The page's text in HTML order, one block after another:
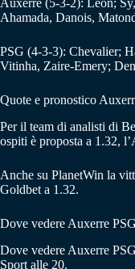
Auxerre (5-3-2): Leon;
Ahamada, Danois,
PSG (4-3-3): Chevalier;
Vitinha, Zaire-Emery;
Quote e pronostico
Per il team di analisti di
ospiti è proposta a 1.32,
Anche su PlanetWin la
Goldbet a 1.32.
Dove vedere Auxerre
Dove vedere Auxerre
Sport alle 20.